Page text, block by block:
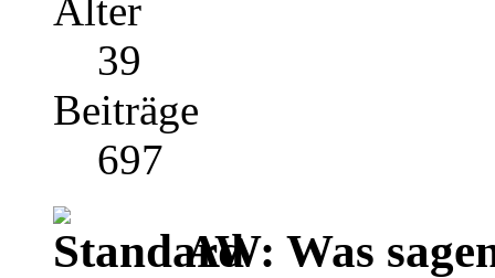
Alter
39
Beiträge
697
AW: Was